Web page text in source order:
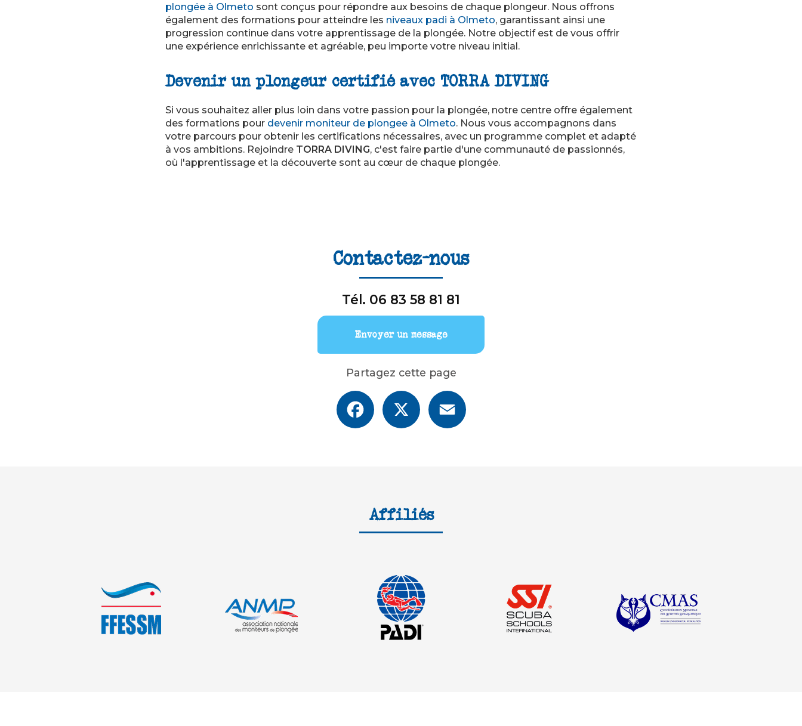
plongée à Olmeto sont conçus pour répondre aux besoins de chaque plongeur. Nous offrons
également des formations pour atteindre les niveaux padi à Olmeto, garantissant ainsi une
progression continue dans votre apprentissage de la plongée. Notre objectif est de vous offrir
une expérience enrichissante et agréable, peu importe votre niveau initial.
Devenir un plongeur certifié avec TORRA DIVING
Si vous souhaitez aller plus loin dans votre passion pour la plongée, notre centre offre également
des formations pour devenir moniteur de plongee à Olmeto. Nous vous accompagnons dans
votre parcours pour obtenir les certifications nécessaires, avec un programme complet et adapté
à vos ambitions. Rejoindre TORRA DIVING, c'est faire partie d'une communauté de passionnés,
où l'apprentissage et la découverte sont au cœur de chaque plongée.
Contactez-nous
Tél. 06 83 58 81 81
Envoyer un message
Partagez cette page
Facebook
Affiliés